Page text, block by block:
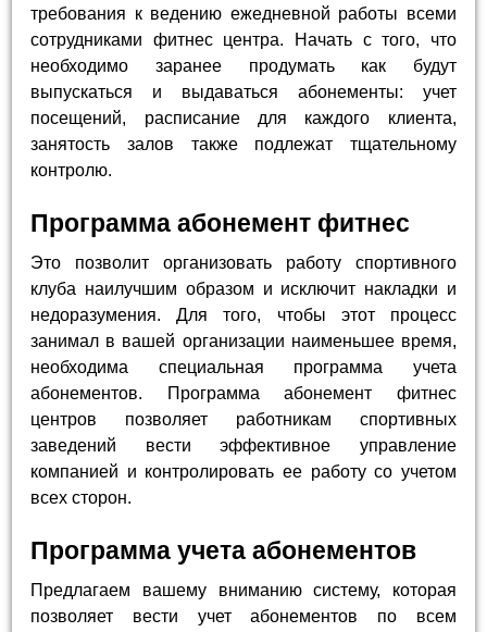
требования к ведению ежедневной работы всеми
сотрудниками фитнес центра. Начать с того, что
необходимо заранее продумать как будут
выпускаться и выдаваться абонементы: учет
посещений, расписание для каждого клиента,
занятость залов также подлежат тщательному
контролю.
Программа абонемент фитнес
Это позволит организовать работу спортивного
клуба наилучшим образом и исключит накладки и
недоразумения. Для того, чтобы этот процесс
занимал в вашей организации наименьшее время,
необходима специальная программа учета
абонементов. Программа абонемент фитнес
центров позволяет работникам спортивных
заведений вести эффективное управление
компанией и контролировать ее работу со учетом
всех сторон.
Программа учета абонементов
Предлагаем вашему вниманию систему, которая
позволяет вести учет абонементов по всем